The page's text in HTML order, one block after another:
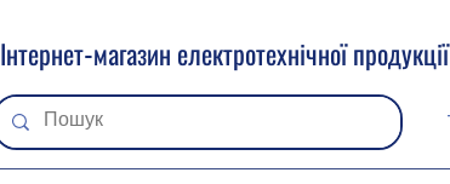
Інтернет-магазин електротехнічної продукції